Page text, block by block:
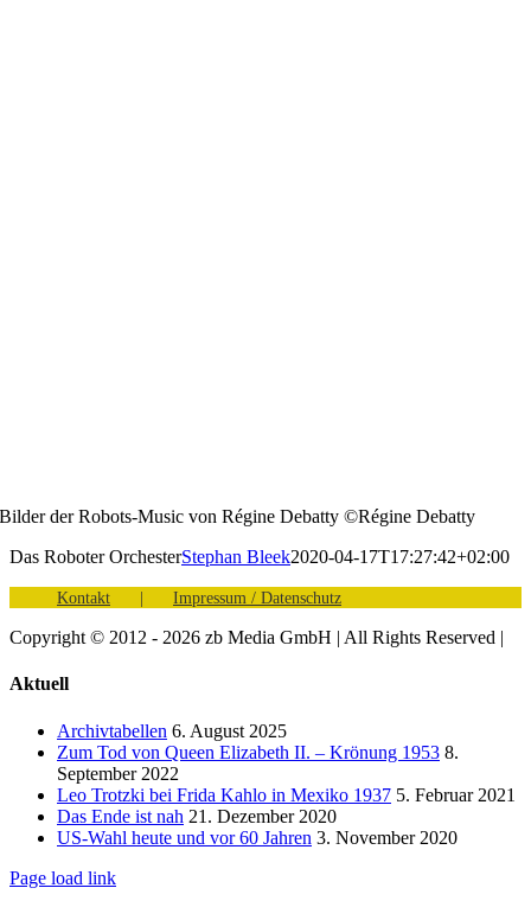
Bilder der Robots-Music von Régine Debatty ©Régine Debatty
Das Roboter OrchesterStephan Bleek2020-04-17T17:27:42+02:00
Kontakt Impressum / Datenschutz
Copyright © 2012 - 2026 zb Media GmbH | All Rights Reserved |
Toggle
Area
Aktuell
Archivtabellen 6. August 2025
Zum Tod von Queen Elizabeth II. – Krönung 1953 8.
September 2022
Leo Trotzki bei Frida Kahlo in Mexiko 1937 5. Februar 2021
Das Ende ist nah 21. Dezember 2020
US-Wahl heute und vor 60 Jahren 3. November 2020
Page load link